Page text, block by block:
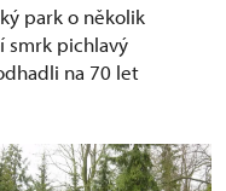
park o několik
smrk pichlavý
na 70 let